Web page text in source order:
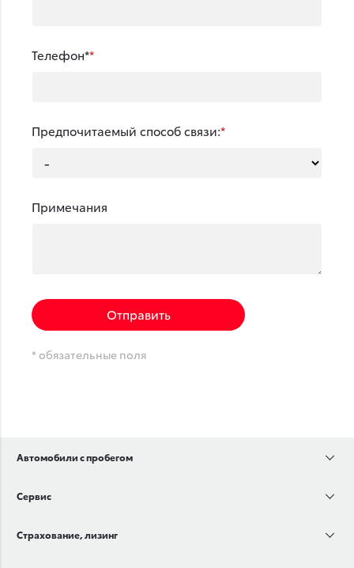
Телефон*
Предпочитаемый способ связи:
Примечания
Отправить
* обязательные поля
Автомобили с пробегом
Сервис
Страхование, лизинг